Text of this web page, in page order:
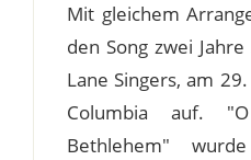
Mit gleichem
den Song zwei
Lane Singers, am
Columbia auf.
Bethlehem"